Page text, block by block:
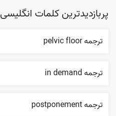
پربازدیدترین کلمات انگلیسی
ترجمه pelvic floor
ترجمه in demand
ترجمه postponement